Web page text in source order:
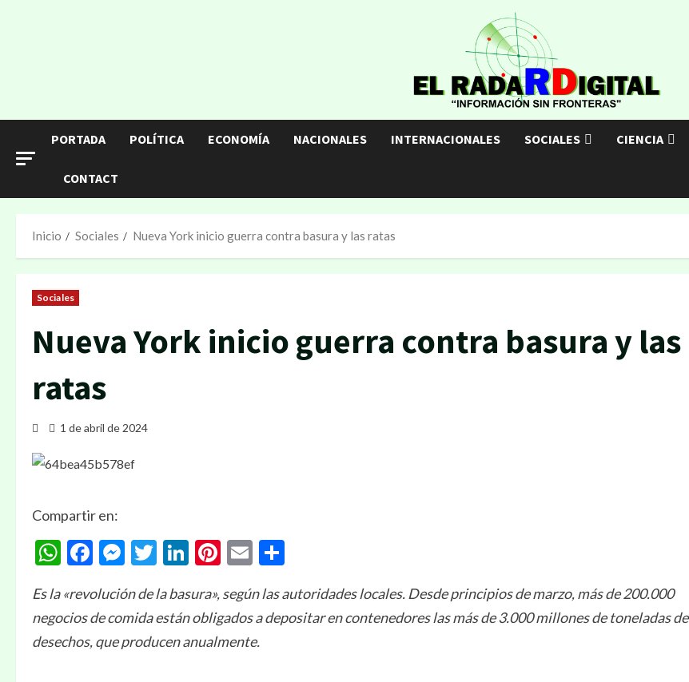
PORTADA POLÍTICA ECONOMÍA NACIONALES INTERNACIONALES SOCIALES CIENCIA
CONTACT
Inicio Sociales Nueva York inicio guerra contra basura y las ratas
Sociales
Nueva York inicio guerra contra basura y las
ratas
1 de abril de 2024
Compartir en:
WhatsApp
Facebook
Messenger
Twitter
LinkedIn
Pinterest
Email
Es la «revolución de la basura», según las autoridades locales. Desde principios de marzo, más de 200.000
negocios de comida están obligados a depositar en contenedores las más de 3.000 millones de toneladas de
desechos, que producen anualmente.